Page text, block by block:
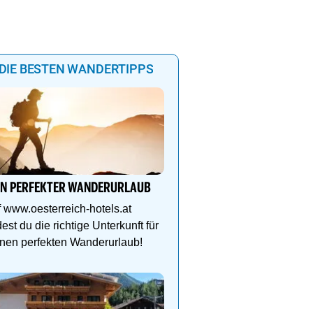
DIE BESTEN WANDERTIPPS
PERFEKTER WANDERURLAUB
www.oesterreich-hotels.at
du die richtige Unterkunft für
perfekten Wanderurlaub!